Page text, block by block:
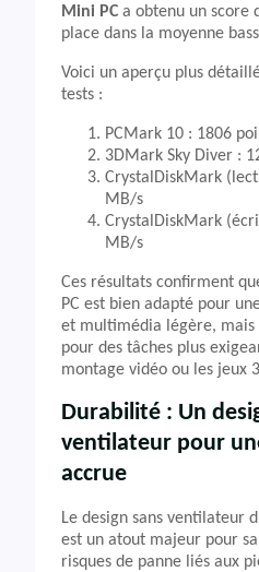
Mini PC a obtenu un score
place dans la moyenne
Voici un aperçu plus
tests :
PCMark 10 : 1806
3DMark Sky Diver :
CrystalDiskMark
MB/s
CrystalDiskMark
MB/s
Ces résultats confirment
PC est bien adapté pour
et multimédia légère, mais
pour des tâches plus
montage vidéo ou les jeux
Durabilité : Un
ventilateur pour
accrue
Le design sans ventilateur
est un atout majeur pour
risques de panne liés aux